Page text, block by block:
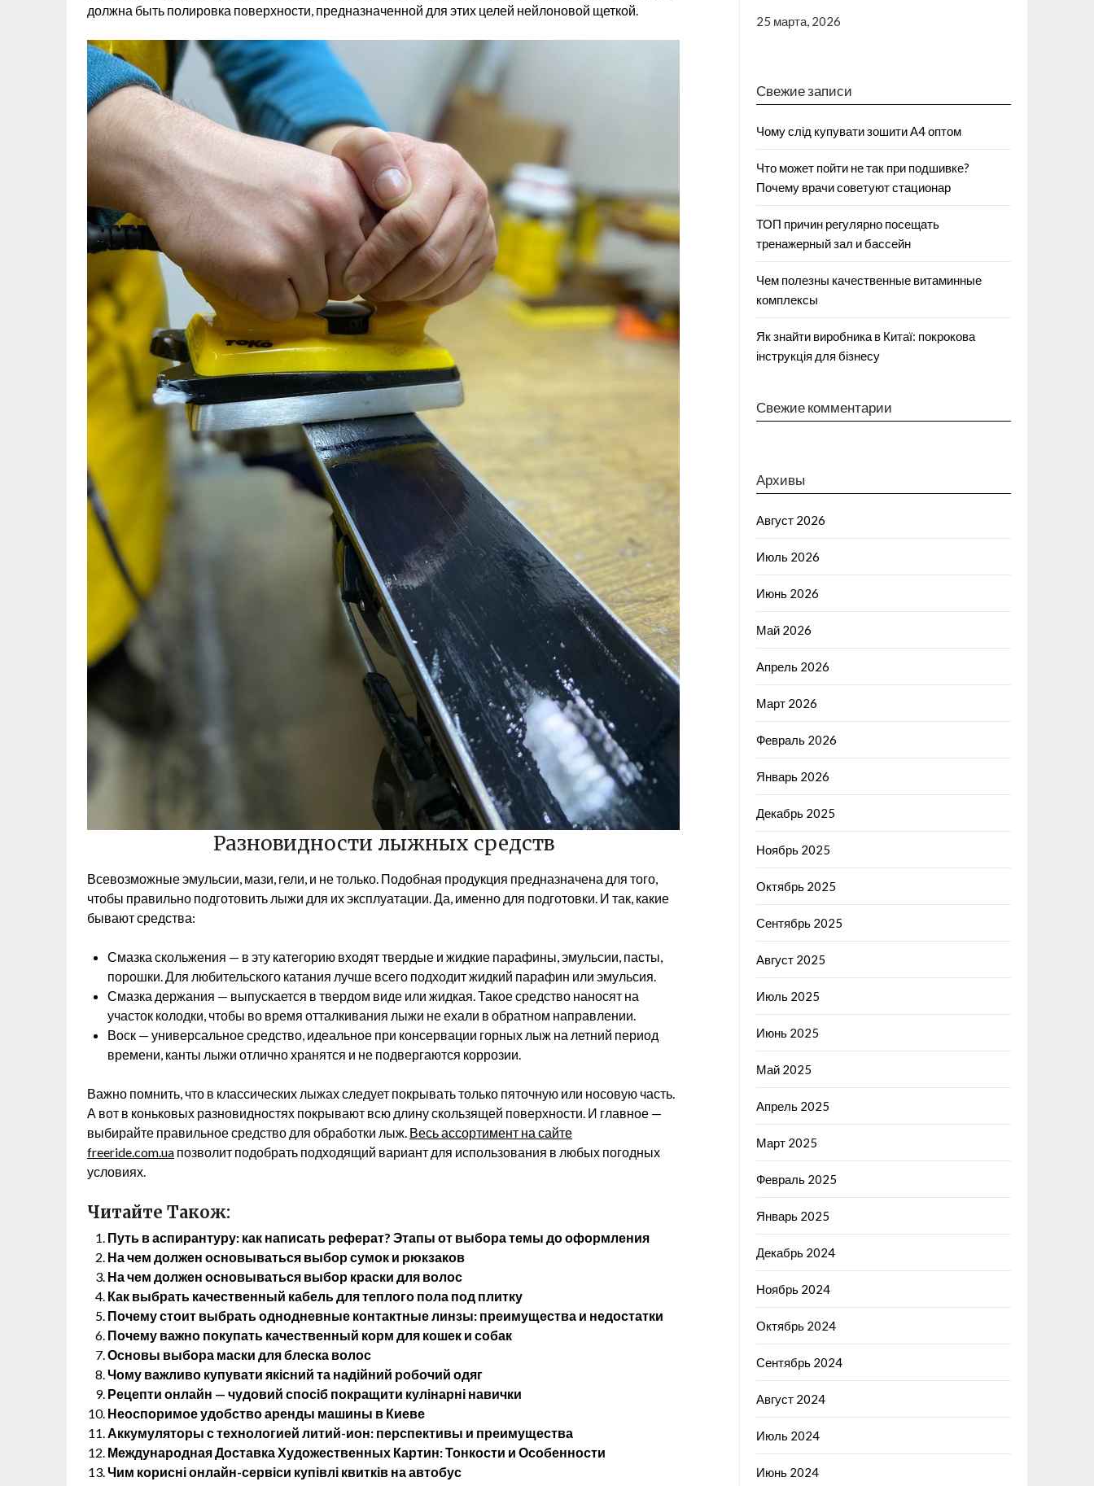
должна быть полировка поверхности, предназначенной для этих целей нейлоновой щеткой.
Разновидности лыжных средств
Всевозможные эмульсии, мази, гели, и не только. Подобная продукция предназначена для того,
чтобы правильно подготовить лыжи для их эксплуатации. Да, именно для подготовки. И так, какие
бывают средства:
Смазка скольжения — в эту категорию входят твердые и жидкие парафины, эмульсии, пасты,
порошки. Для любительского катания лучше всего подходит жидкий парафин или эмульсия.
Смазка держания — выпускается в твердом виде или жидкая. Такое средство наносят на
участок колодки, чтобы во время отталкивания лыжи не ехали в обратном направлении.
Воск — универсальное средство, идеальное при консервации горных лыж на летний период
времени, канты лыжи отлично хранятся и не подвергаются коррозии.
Важно помнить, что в классических лыжах следует покрывать только пяточную или носовую часть.
А вот в коньковых разновидностях покрывают всю длину скользящей поверхности. И главное —
выбирайте правильное средство для обработки лыж. Весь ассортимент на сайте
freeride.com.ua позволит подобрать подходящий вариант для использования в любых погодных
условиях.
Читайте Також:
Путь в аспирантуру: как написать реферат? Этапы от выбора темы до оформления
На чем должен основываться выбор сумок и рюкзаков
На чем должен основываться выбор краски для волос
Как выбрать качественный кабель для теплого пола под плитку
Почему стоит выбрать однодневные контактные линзы: преимущества и недостатки
Почему важно покупать качественный корм для кошек и собак
Основы выбора маски для блеска волос
Чому важливо купувати якісний та надійний робочий одяг
Рецепти онлайн — чудовий спосіб покращити кулінарні навички
Неоспоримое удобство аренды машины в Киеве
Аккумуляторы с технологией литий-ион: перспективы и преимущества
Международная Доставка Художественных Картин: Тонкости и Особенности
Чим корисні онлайн-сервіси купівлі квитків на автобус
25 марта, 2026
Свежие записи
Чому слід купувати зошити А4 оптом
Что может пойти не так при подшивке?
Почему врачи советуют стационар
ТОП причин регулярно посещать
тренажерный зал и бассейн
Чем полезны качественные витаминные
комплексы
Як знайти виробника в Китаї: покрокова
інструкція для бізнесу
Свежие комментарии
Архивы
Август 2026
Июль 2026
Июнь 2026
Май 2026
Апрель 2026
Март 2026
Февраль 2026
Январь 2026
Декабрь 2025
Ноябрь 2025
Октябрь 2025
Сентябрь 2025
Август 2025
Июль 2025
Июнь 2025
Май 2025
Апрель 2025
Март 2025
Февраль 2025
Январь 2025
Декабрь 2024
Ноябрь 2024
Октябрь 2024
Сентябрь 2024
Август 2024
Июль 2024
Июнь 2024